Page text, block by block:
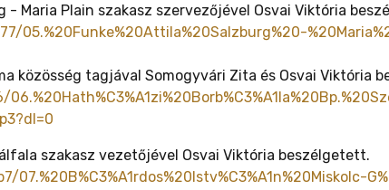
Maria Plain szakasz szervezőjével Osvai Viktória
közösség tagjával Somogyvári Zita és Osvai Viktória
szakasz vezetőjével Osvai Viktória beszélgetett.